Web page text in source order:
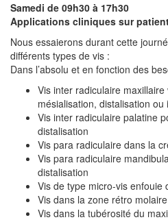
Samedi de 09h30 à 17h30
Applications cliniques sur
Nous essaierons durant cette
différents types de vis :
Dans l’absolu et en fonction des
Vis inter radiculaire
mésialisation, distalisation ou
Vis inter radiculaire palatine
distalisation
Vis para radiculaire dans la
Vis para radiculaire
distalisation
Vis de type micro-vis enfouie
Vis dans la zone rétro
Vis dans la tubérosité du